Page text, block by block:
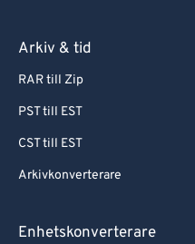
Arkiv & tid
RAR till Zip
PST till EST
CST till EST
Arkivkonverterare
Enhetskonverterare